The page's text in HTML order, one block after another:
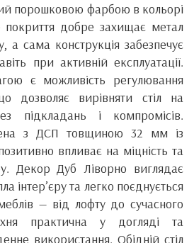
порошковою фарбою в кольорі
покриття добре захищає метал
а сама конструкція забезпечує
при активній експлуатації.
є можливість регулювання
дозволяє вирівняти стіл на
підкладань і компромісів.
з ДСП товщиною 32 мм із
впливає на міцність та
Декор Дуб Ліворно виглядає
інтер’єру та легко поєднується
— від лофту до сучасного
практична у догляді та
використання. Обідній стіл